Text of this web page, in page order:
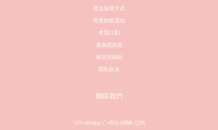
運送服務方式
寄賣回收需知
會員計劃
退換貨政策
條款與細則
隱私政策
聯絡我們
Whatsapp / +852-6888 1295